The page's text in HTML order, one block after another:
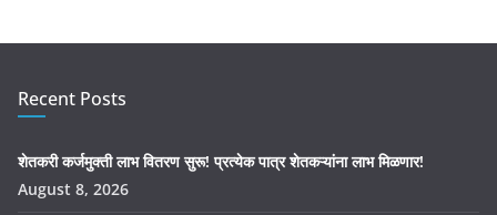
Recent Posts
शेतकरी कर्जमुक्ती लाभ वितरण सुरू! प्रत्येक पात्र शेतकऱ्यांना लाभ मिळणार!
August 8, 2026